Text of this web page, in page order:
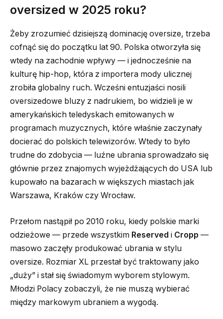
oversized w 2025 roku?
Żeby zrozumieć dzisiejszą dominację oversize, trzeba
cofnąć się do początku lat 90. Polska otworzyła się
wtedy na zachodnie wpływy — i jednocześnie na
kulturę hip-hop, która z importera mody ulicznej
zrobiła globalny ruch. Wcześni entuzjaści nosili
oversizedowe bluzy z nadrukiem, bo widzieli je w
amerykańskich teledyskach emitowanych w
programach muzycznych, które właśnie zaczynały
docierać do polskich telewizorów. Wtedy to było
trudne do zdobycia — luźne ubrania sprowadzało się
głównie przez znajomych wyjeżdżających do USA lub
kupowało na bazarach w większych miastach jak
Warszawa, Kraków czy Wrocław.
Przełom nastąpił po 2010 roku, kiedy polskie marki
odzieżowe — przede wszystkim Reserved i Cropp —
masowo zaczęły produkować ubrania w stylu
oversize. Rozmiar XL przestał być traktowany jako
„duży” i stał się świadomym wyborem stylowym.
Młodzi Polacy zobaczyli, że nie muszą wybierać
między markowym ubraniem a wygodą.